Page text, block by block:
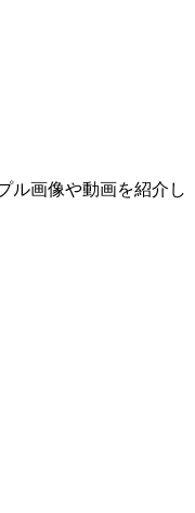
ル画像や動画を紹介し